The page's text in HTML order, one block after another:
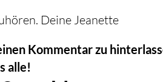
Deine Jeanette
Kommentar zu
alle!